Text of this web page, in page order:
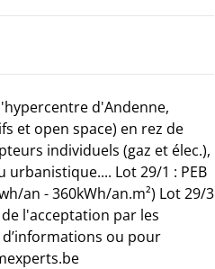
d'Andenne,
et open space) en rez de
individuels (gaz et élec.),
Lot 29/1 : PEB
an - 360kWh/an.m²) Lot 29/3
de l'acceptation par les
ou pour